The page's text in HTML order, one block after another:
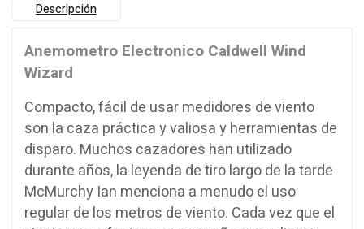
Descripción
Anemometro Electronico Caldwell Wind
Wizard
Compacto, fácil de usar medidores de viento
son la caza práctica y valiosa y herramientas de
disparo. Muchos cazadores han utilizado
durante años, la leyenda de tiro largo de la tarde
McMurchy Ian menciona a menudo el uso
regular de los metros de viento. Cada vez que el